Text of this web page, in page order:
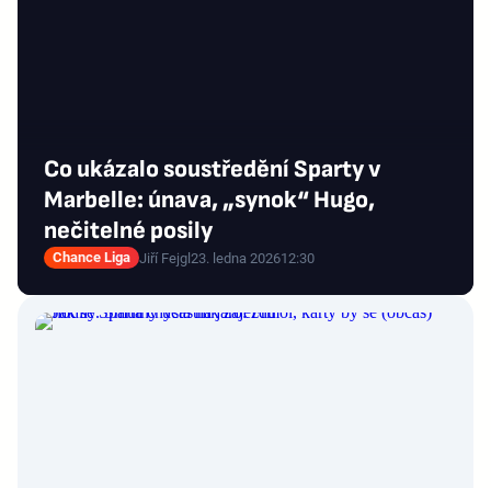
Co ukázalo soustředění Sparty v
Marbelle: únava, „synok“ Hugo,
nečitelné posily
Chance Liga Jiří Fejgl23. ledna 202612:30